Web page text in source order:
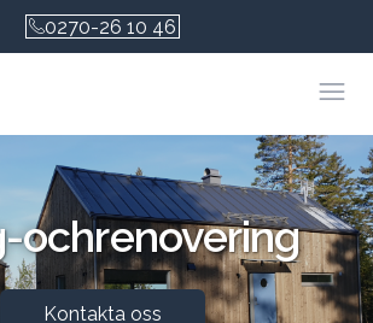
0270-26 10 46
ochrenovering
Kontakta oss